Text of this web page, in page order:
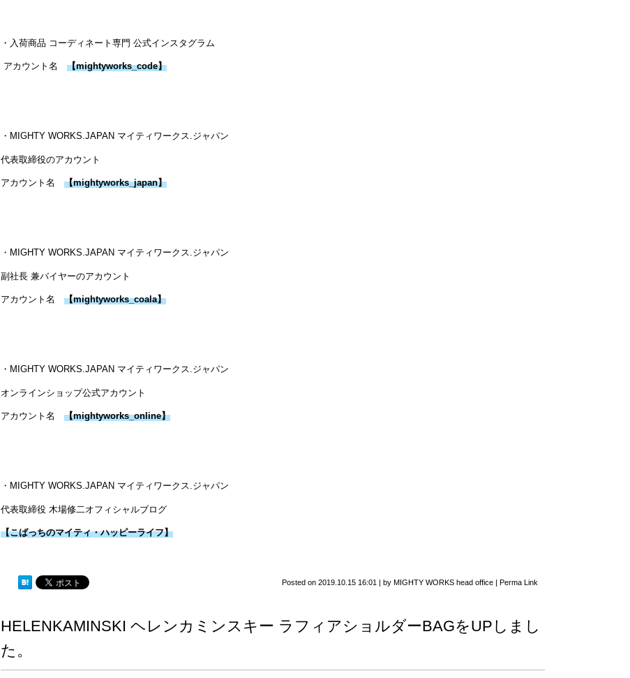
・入荷商品 コーディネート専門 公式インスタグラム
アカウント名 【mightyworks_code】
・MIGHTY WORKS.JAPAN マイティワークス.ジャパン
代表取締役のアカウント
アカウント名 【mightyworks_japan】
・MIGHTY WORKS.JAPAN マイティワークス.ジャパン
副社長 兼バイヤーのアカウント
アカウント名 【mightyworks_coala】
・MIGHTY WORKS.JAPAN マイティワークス.ジャパン
オンラインショップ公式アカウント
アカウント名 【mightyworks_online】
・MIGHTY WORKS.JAPAN マイティワークス.ジャパン
代表取締役 木場修二オフィシャルブログ
【こばっちのマイティ・ハッピーライフ】
Posted on 2019.10.15 16:01 | by MIGHTY WORKS head office | Perma Link
HELENKAMINSKI ヘレンカミンスキー ラフィアショルダーBAGをUPしまし
た。